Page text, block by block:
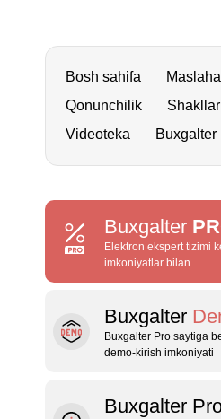
Bosh sahifa
Qonunchilik
Shakllar
Videoteka Buxgalter
Buxgalter
Elektron ekspert tizimi
imkoniyatlar bilan
Buxgalter
Buxgalter Pro saytiga
demo‑kirish imkoniyati
Buxgalter